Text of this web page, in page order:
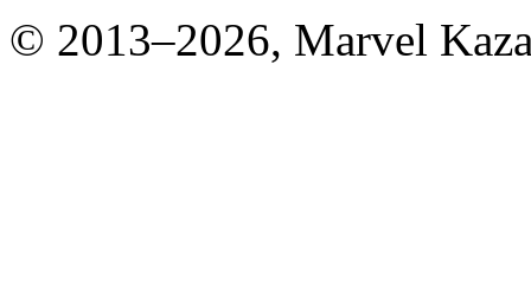
© 2013–2026, Marvel